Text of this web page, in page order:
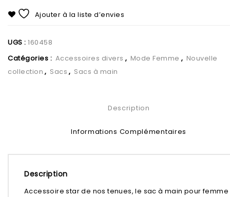
Ajouter à la liste d’envies
UGS : 160458
Catégories : Accessoires divers , Mode Femme , Nouvelle
collection , Sacs , Sacs à main
Description
Informations Complémentaires
Description
Accessoire star de nos tenues, le sac à main pour femme